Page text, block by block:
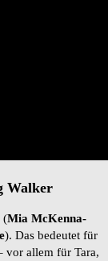
Walker
(Mia McKenna-
). Das bedeutet für
vor allem für Tara,